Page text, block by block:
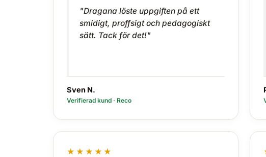
"Dragana löste uppgiften på ett
smidigt, proffsigt och pedagogiskt
sätt. Tack för det!"
Sven N.
Verifierad kund · Reco
★★★★★